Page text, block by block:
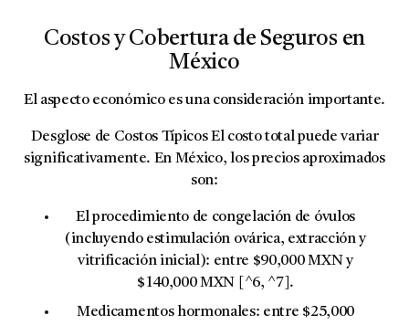
Costos y Cobertura de Seguros en
México
El aspecto económico es una consideración importante.
Desglose de Costos TípicosEl costo total puede variar
significativamente. En México, los precios aproximados
son:
El procedimiento de congelación de óvulos
(incluyendo estimulación ovárica, extracción y
vitrificación inicial): entre $90,000 MXN y
$140,000 MXN [^6, ^7].
Medicamentos hormonales: entre $25,000